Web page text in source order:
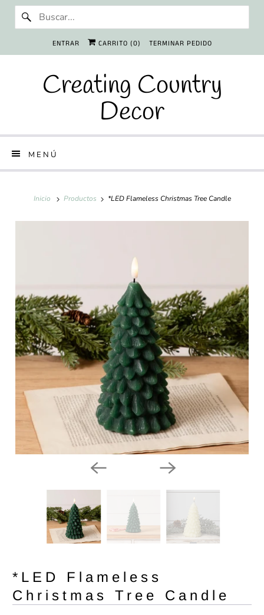
ENTRAR CARRITO (0) TERMINAR PEDIDO
Creating Country
Decor
MENÚ
Inicio Productos *LED Flameless Christmas Tree Candle
*LED Flameless
Christmas Tree Candle